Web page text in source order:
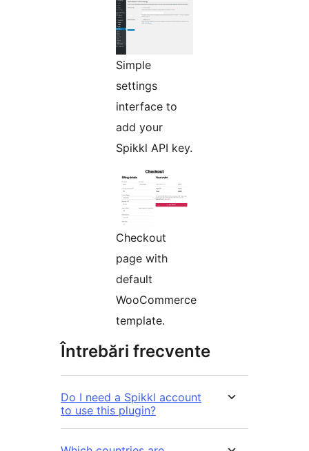
Simple
settings
interface to
add your
Spikkl API key.
Checkout
page with
default
WooCommerce
template.
Întrebări frecvente
Do I need a Spikkl account
to use this plugin?